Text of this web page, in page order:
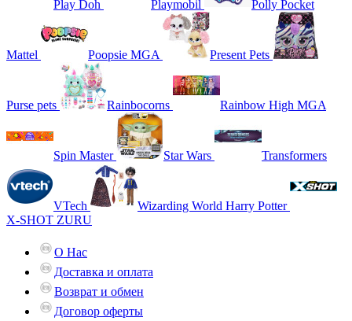
Play Doh Playmobil Polly Pocket
Mattel Poopsie MGA Present Pets
Purse pets Rainbocorns Rainbow High MGA
Spin Master Star Wars Transformers
VTech
Wizarding World Harry Potter
X-SHOT ZURU
О Нас
Доставка и оплата
Возврат и обмен
Договор оферты